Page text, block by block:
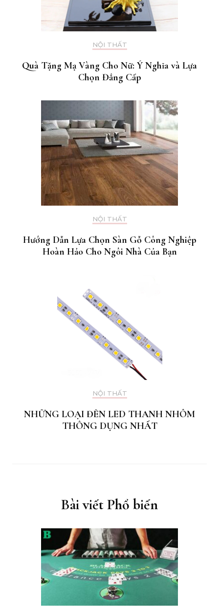
NỘI THẤT
Quà Tặng Mạ Vàng Cho Nữ: Ý Nghĩa và Lựa
Chọn Đẳng Cấp
NỘI THẤT
Hướng Dẫn Lựa Chọn Sàn Gỗ Công Nghiệp
Hoàn Hảo Cho Ngôi Nhà Của Bạn
NỘI THẤT
NHỮNG LOẠI ĐÈN LED THANH NHÔM
THÔNG DỤNG NHẤT
Bài viết Phổ biến